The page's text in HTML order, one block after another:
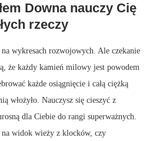
Downa nauczy Cię
rzeczy
wykresach rozwojowych. Ale czekanie
że każdy kamień milowy jest powodem
każde osiągnięcie i całą ciężką
włożyło. Nauczysz się cieszyć z
dla Ciebie do rangi superważnych.
na widok wieży z klocków, czy